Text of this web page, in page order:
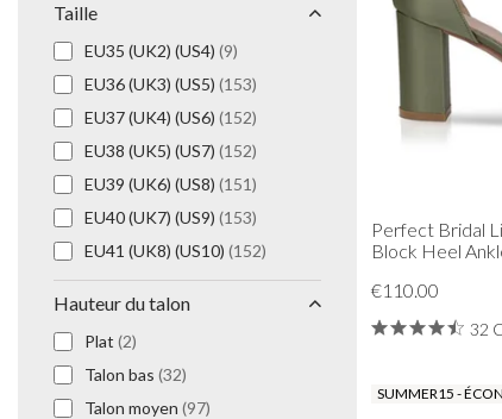
Boucles D'Oreilles de Bal
Bracelets de Bal
Colliers de Bal
Ensembles de Bijoux de Bal
Bijoux de Bal en Or
Taille
EU35 (UK2) (US4) (9)
EU36 (UK3) (US5) (153)
EU37 (UK4) (US6) (152)
EU38 (UK5) (US7) (152)
EU39 (UK6) (US8) (151)
EU40 (UK7) (US9) (153)
EU41 (UK8) (US10) (152)
EU42 (UK9) (US11)(125)
EU43 (UK10) (US12)
Hauteur du talon
Plat (2)
Talon bas (32)
Talon moyen (97)
Perfect Bridal
Block Heel
€110.00
32
SUMMER15 -